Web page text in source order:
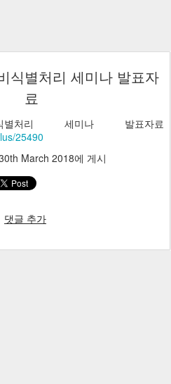
식별처리 세미나 발표자
료
처리 세미나 발표자료
25490
March 2018에 게시
댓글 추가